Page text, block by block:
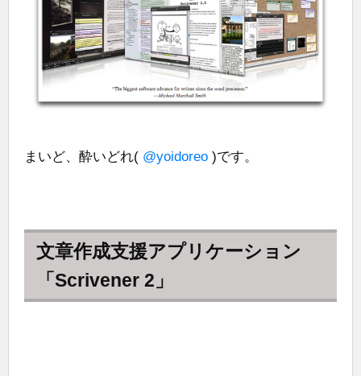
まいど、酔いどれ( @yoidoreo )です。
文章作成支援アプリケーション
「Scrivener 2」